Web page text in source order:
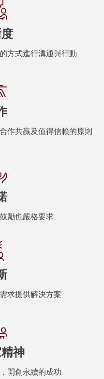
方式進行溝通與行動
作共贏及值得信賴的原則
勵也嚴格要求
求提供解決方案
神
開創永續的成功